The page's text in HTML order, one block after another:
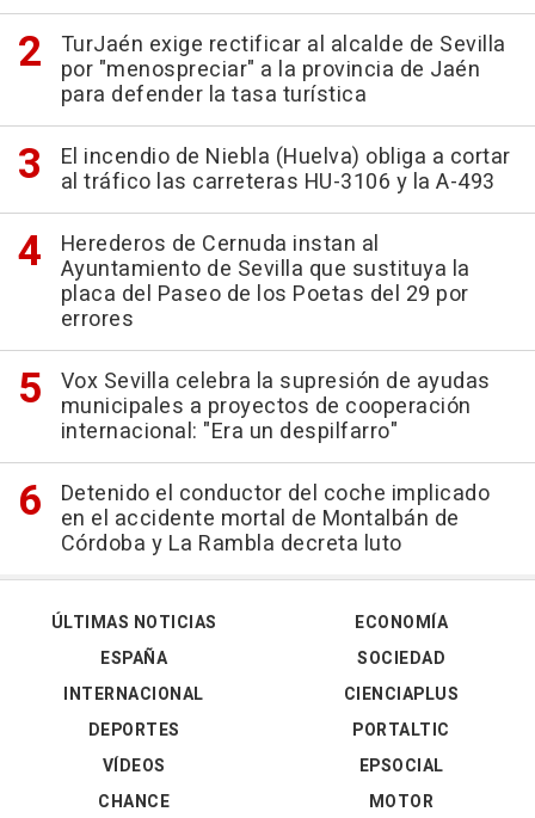
TurJaén exige rectificar al alcalde de Sevilla
por "menospreciar" a la provincia de Jaén
para defender la tasa turística
El incendio de Niebla (Huelva) obliga a cortar
al tráfico las carreteras HU-3106 y la A-493
Herederos de Cernuda instan al
Ayuntamiento de Sevilla que sustituya la
placa del Paseo de los Poetas del 29 por
errores
Vox Sevilla celebra la supresión de ayudas
municipales a proyectos de cooperación
internacional: "Era un despilfarro"
Detenido el conductor del coche implicado
en el accidente mortal de Montalbán de
Córdoba y La Rambla decreta luto
ÚLTIMAS NOTICIAS
ESPAÑA
INTERNACIONAL
DEPORTES
VÍDEOS
ECONOMÍA
SOCIEDAD
CIENCIAPLUS
PORTALTIC
EPSOCIAL
CHANCE
MOTOR